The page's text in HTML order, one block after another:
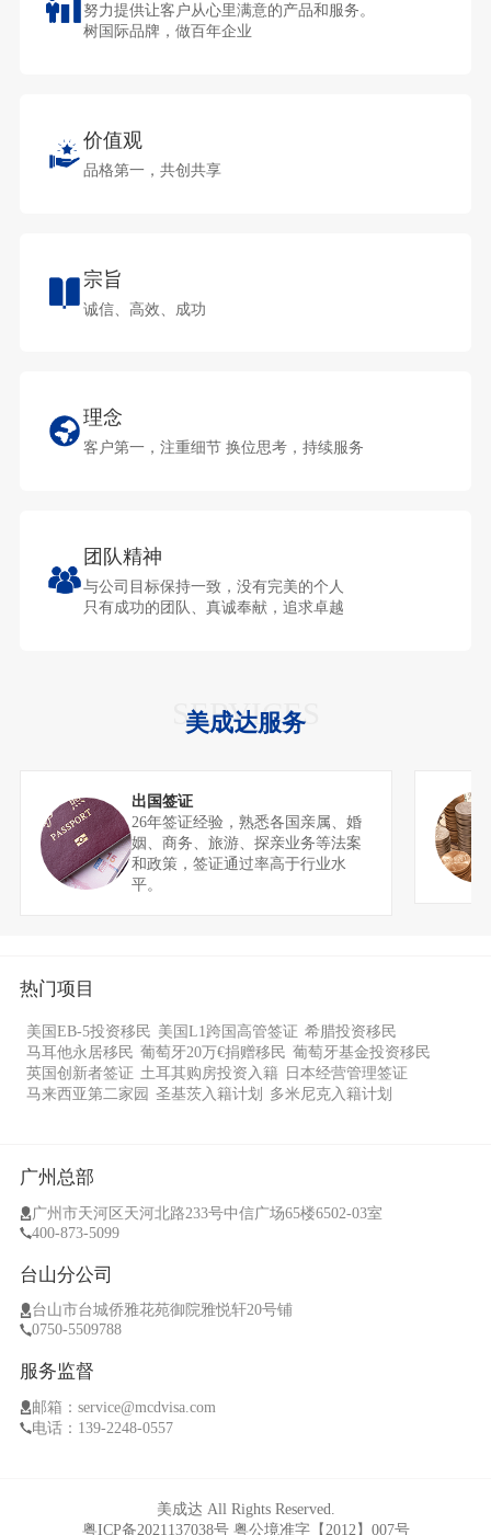
努力提供让客户从心里满意的产品和服务。
树国际品牌，做百年企业
价值观
品格第一，共创共享
宗旨
诚信、高效、成功
理念
客户第一，注重细节 换位思考，持续服务
团队精神
与公司目标保持一致，没有完美的个人
只有成功的团队、真诚奉献，追求卓越
SERVICES
美成达服务
出国签证
26年签证经验，熟悉各国亲属、婚
姻、商务、旅游、探亲业务等法案
和政策，签证通过率高于行业水
平。
热门项目
美国EB-5投资移民 美国L1跨国高管签证 希腊投资移民
马耳他永居移民 葡萄牙20万€捐赠移民 葡萄牙基金投资移民
英国创新者签证 土耳其购房投资入籍 日本经营管理签证
马来西亚第二家园 圣基茨入籍计划 多米尼克入籍计划
广州总部
广州市天河区天河北路233号中信广场65楼6502-03室
400-873-5099
台山分公司
台山市台城侨雅花苑御院雅悦轩20号铺
0750-5509788
服务监督
邮箱：service@mcdvisa.com
电话：139-2248-0557
美成达 All Rights Reserved.
粤ICP备2021137038号粤公境准字【2012】007号